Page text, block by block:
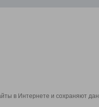
в Интернете и сохраняют